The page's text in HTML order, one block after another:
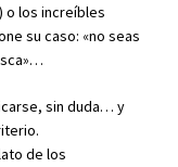
o los increíbles
su caso: «no seas
sin duda… y
de los